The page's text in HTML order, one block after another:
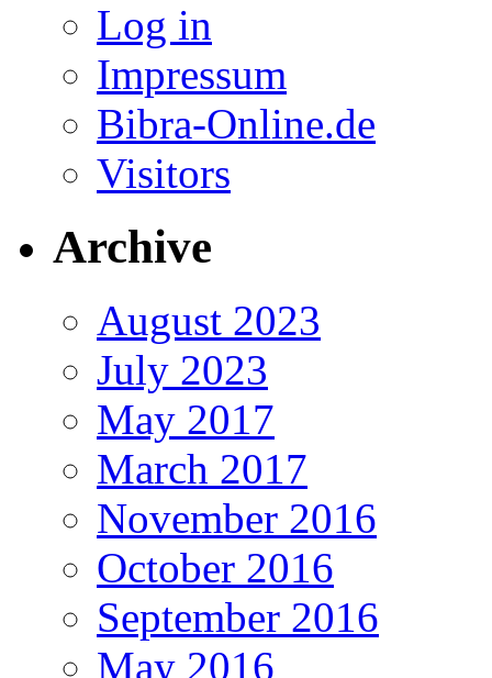
Log in
Impressum
Bibra-Online.de
Visitors
Archive
August 2023
July 2023
May 2017
March 2017
November 2016
October 2016
September 2016
May 2016